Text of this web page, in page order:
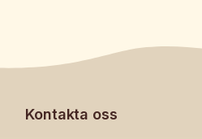
Kontakta oss